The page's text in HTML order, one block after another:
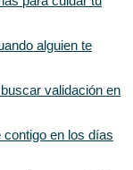
alguien te
validación en
en los días